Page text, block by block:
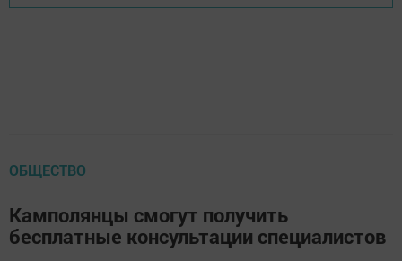
ОБЩЕСТВО
Камполянцы смогут получить
бесплатные консультации специалистов